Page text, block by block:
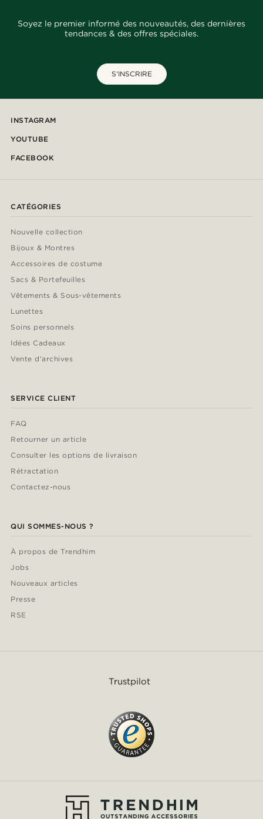
Soyez le premier informé des nouveautés, des dernières
tendances & des offres spéciales.
S'INSCRIRE
INSTAGRAM
YOUTUBE
FACEBOOK
CATÉGORIES
Nouvelle collection
Bijoux & Montres
Accessoires de costume
Sacs & Portefeuilles
Vêtements & Sous-vêtements
Lunettes
Soins personnels
Idées Cadeaux
Vente d'archives
SERVICE CLIENT
FAQ
Retourner un article
Consulter les options de livraison
Rétractation
Contactez-nous
QUI SOMMES-NOUS ?
À propos de Trendhim
Jobs
Nouveaux articles
Presse
RSE
Trustpilot